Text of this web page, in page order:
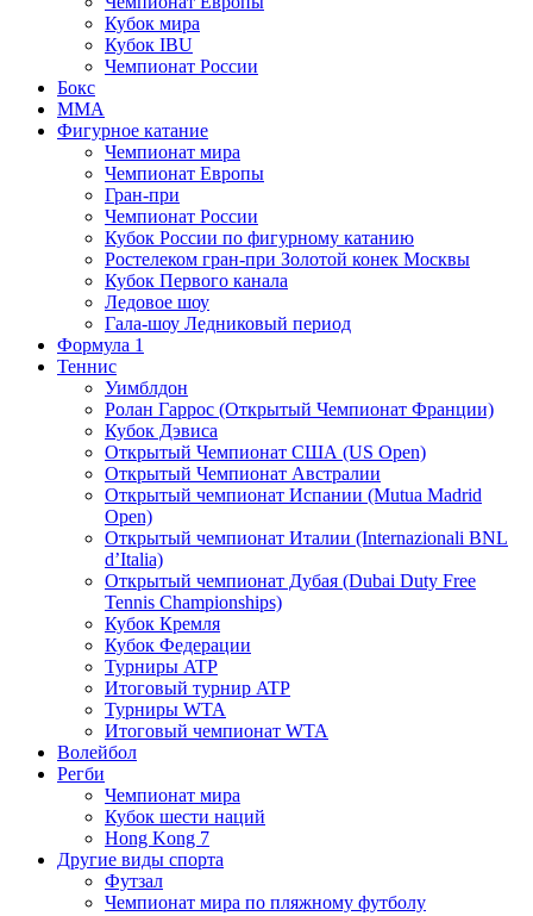
Кубок мира
Кубок IBU
Чемпионат России
Бокс
MMA
Фигурное катание
Чемпионат мира
Чемпионат Европы
Гран-при
Чемпионат России
Кубок России по фигурному катанию
Ростелеком гран-при Золотой конек Москвы
Кубок Первого канала
Ледовое шоу
Гала-шоу Ледниковый период
Формула 1
Теннис
Уимблдон
Ролан Гаррос (Открытый Чемпионат Франции)
Кубок Дэвиса
Открытый Чемпионат США (US Open)
Открытый Чемпионат Австралии
Открытый чемпионат Испании (Mutua Madrid
Open)
Открытый чемпионат Италии (Internazionali BNL
d’Italia)
Открытый чемпионат Дубая (Dubai Duty Free
Tennis Championships)
Кубок Кремля
Кубок Федерации
Турниры ATP
Итоговый турнир ATP
Турниры WTA
Итоговый чемпионат WTA
Волейбол
Регби
Чемпионат мира
Кубок шести наций
Hong Kong 7
Другие виды спорта
Футзал
Чемпионат мира по пляжному футболу